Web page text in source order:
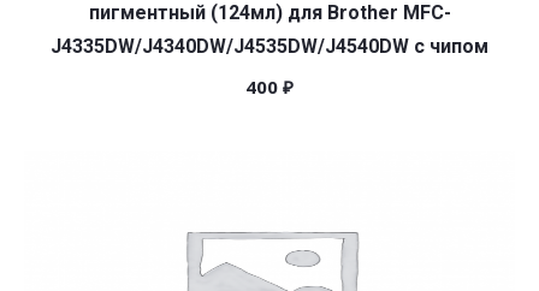
пигментный (124мл) для Brother MFC-
J4335DW/J4340DW/J4535DW/J4540DW с чипом
400 ₽